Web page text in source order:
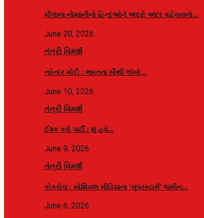
મૌલાના નોમાાનીનો હિન્દુઓને અંદરો અંદર વહેંચવાનો…
June 20, 2026
તંત્રી વિમર્શ
નરેન્દ્ર મોદી : ભારતના સૌથી લાંબો…
June 10, 2026
તંત્રી વિમર્શ
ઈશ્ક કરો પાર્ટી : શું હવે…
June 9, 2026
તંત્રી વિમર્શ
કોકરોચ : સોશિયલ મીડિયાના ‘સુપરસ્ટાર્સ’ જમીન…
June 6, 2026